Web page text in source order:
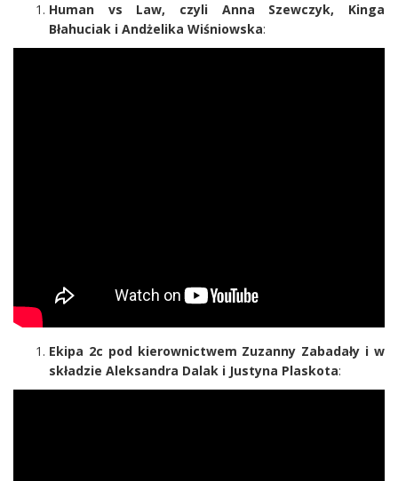
Human vs Law, czyli Anna Szewczyk, Kinga
Błahuciak i Andżelika Wiśniowska:
Ekipa 2c pod kierownictwem Zuzanny Zabadały i w
składzie Aleksandra Dalak i Justyna Plaskota: